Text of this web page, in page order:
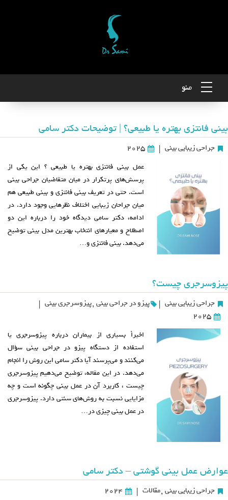
منو
بینی فانتزی بهتره یا طبیعی؟ | توضیحات دکتر سامی
جراحی زیبایی بینی |
2025
عمل بینی فانتزی بهتره یا طبیعی ؟ این یکی از
پرسش‌های پرتکرار در میان متقاضیان جراحی بینی
است. حتی در تعریف بینی فانتزی و بینی طبیعی هم
میان جراحان زیبایی اختلاف‌ نظرهایی وجود دارد. در
ادامه، دکتر سامی دیدگاه خود را درباره این دو
اصطلاح و معیارهای انتخاب بهترین مدل بینی توضیح
می‌دهد. بینی فانتزی و…
پیزوسرجری چیست؟
جراحی زیبایی بینی | پیزو در جراحی بینی ,پیزوسرجری بینی |
2025
اخیراً بسیاری از بیماران درباره پیزوسرجری یا
استفاده از دستگاه پیزو در جراحی بینی سؤال
می‌کنند و می‌پرسند آیا دکتر سامی این روش را انجام
می‌دهد. در این مقاله، توضیح می‌دهیم پیزوسرجری
چیست ، کاربرد آن در عمل بینی چگونه است و چه
مزایایی نسبت به روش‌های سنتی دارد. پیزوسرجری
در عمل بینی چیزی در…
عوارض عمل بینی گوشتی – دکتر سامی
جراحی زیبایی بینی ,مقالات |
2024